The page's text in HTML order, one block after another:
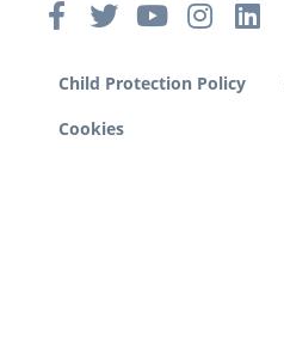
Child Protection Policy
Cookies